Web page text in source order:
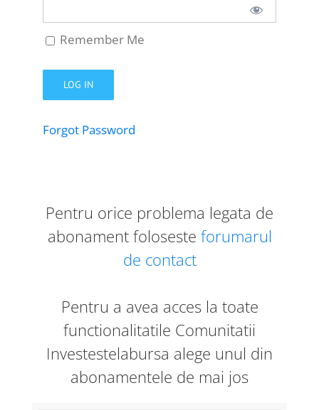
Remember Me
Forgot Password
Pentru orice problema legata de
abonament foloseste forumarul
de contact
Pentru a avea acces la toate
functionalitatile Comunitatii
Investestelabursa alege unul din
abonamentele de mai jos